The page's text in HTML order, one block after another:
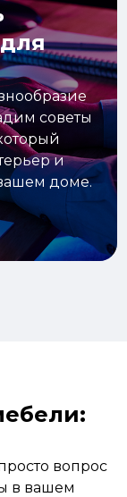
советы
и
доме.
вопрос
в вашем